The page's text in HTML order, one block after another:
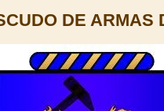
DE ARMAS